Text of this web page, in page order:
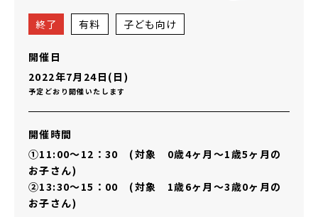
終了 有料 子ども向け
開催日
2022年7月24日(日)
予定どおり開催いたします
開催時間
①11:00～12：30 (対象 0歳4ヶ月～1歳5ヶ月の
お子さん)
②13:30～15：00 (対象 1歳6ヶ月～3歳0ヶ月の
お子さん)